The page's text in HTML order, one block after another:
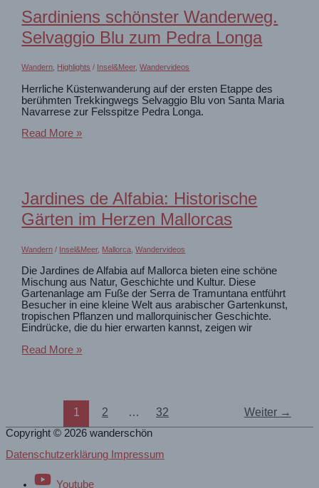
Monte
Arista
Sardiniens schönster Wanderweg.
Selvaggio Blu zum Pedra Longa
Wandern Highlights / Insel&Meer,Wandervideos
Herrliche Küstenwanderung auf der ersten Etappe des
berühmten Trekkingwegs Selvaggio Blu von Santa Maria
Navarrese zur Felsspitze Pedra Longa.
Sardiniens
zum
Pedra
Longa
Read More »
Jardines de Alfabia: Historische
Gärten im Herzen Mallorcas
Wandern / Insel&Meer, Mallorca ,Wandervideos
Die Jardines de Alfabia auf Mallorca bieten eine schöne
Mischung aus Natur, Geschichte und Kultur. Diese
Gartenanlage am Fuße der Serra de Tramuntana entführt
Besucher in eine kleine Welt aus arabischer Gartenkunst,
tropischen Pflanzen und mallorquinischer Geschichte.
Eindrücke, die du hier erwarten kannst, zeigen wir
Jardines
Mallorcas
Read More »
1 2 … 32 Weiter →
Copyright © 2026 wanderschön
Datenschutzerklärung Impressum
Youtube